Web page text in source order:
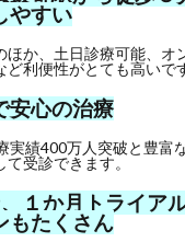
やすい
ほか、土日診療可能、オ
利便性がとても高いで
安心の治療
実績400万人突破と豊富
受診できます。
１か月トライア
もたくさん